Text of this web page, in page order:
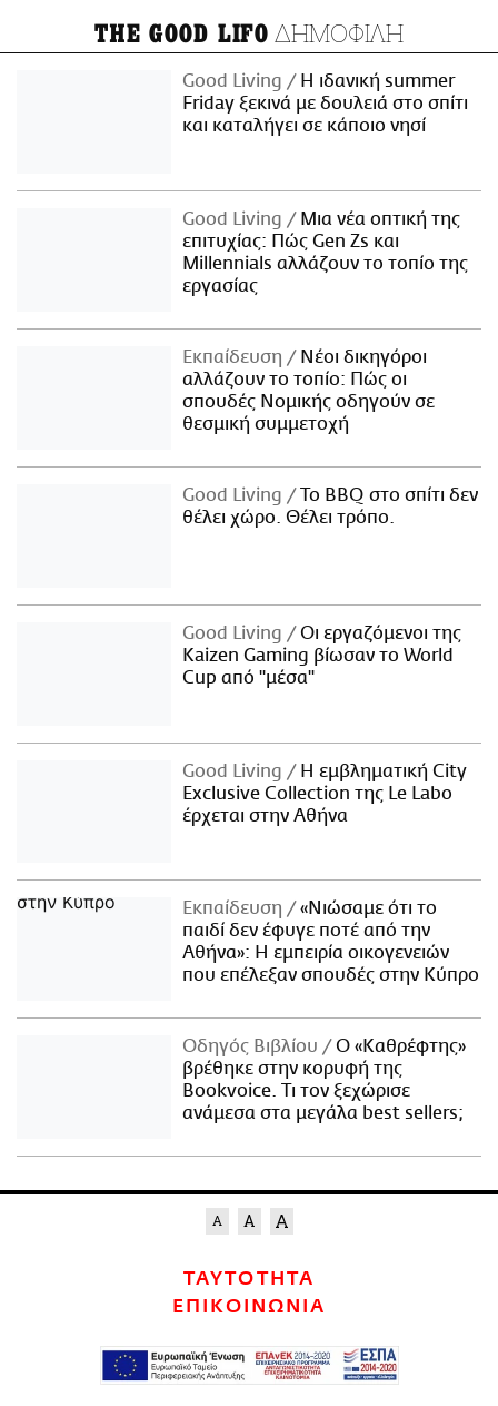
THE GOOD LIFO ΔΗΜΟΦΙΛΗ
Good Living
Η ιδανική summer
Friday ξεκινά με δουλειά στο σπίτι
και καταλήγει σε κάποιο νησί
Good Living
Μια νέα οπτική της
επιτυχίας: Πώς Gen Zs και
Millennials αλλάζουν το τοπίο της
εργασίας
Εκπαίδευση
Νέοι δικηγόροι
αλλάζουν το τοπίο: Πώς οι
σπουδές Νομικής οδηγούν σε
θεσμική συμμετοχή
Good Living
Το BBQ στο σπίτι δεν
θέλει χώρο. Θέλει τρόπο.
Good Living
Οι εργαζόμενοι της
Kaizen Gaming βίωσαν το World
Cup από "μέσα"
Good Living
Η εμβληματική City
Exclusive Collection της Le Labo
έρχεται στην Αθήνα
Εκπαίδευση
«Νιώσαμε ότι το
παιδί δεν έφυγε ποτέ από την
Αθήνα»: Η εμπειρία οικογενειών
που επέλεξαν σπουδές στην Κύπρο
Οδηγός Βιβλίου
Ο «Καθρέφτης»
βρέθηκε στην κορυφή της
Bookvoice. Τι τον ξεχώρισε
ανάμεσα στα μεγάλα best sellers;
ΤΑΥΤΟΤΗΤΑ
ΕΠΙΚΟΙΝΩΝΙΑ